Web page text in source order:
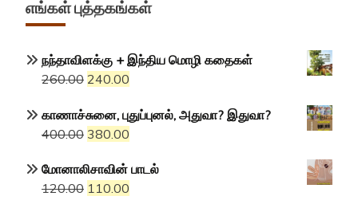
எங்கள் புத்தகங்கள்
நந்தாவிளக்கு + இந்திய மொழி கதைகள்
260.00 Original
was:
₹260.00.
240.00
is:
காணாச்சுனை, புதுப்புனல், அதுவா? இதுவா?
400.00 Original
was:
₹400.00.
380.00
is:
மோனாலிசாவின் பாடல்
120.00 Original
110.00